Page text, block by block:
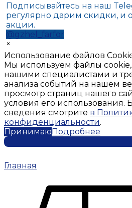
Подписывайтесь на наш
регулярно дарим скидки, и
акции.
@gzhel_farfor
×
Использование файлов
Мы используем файлы cookie,
нашими специалистами и
анализа событий на нашем
просмотр страниц нашего
условия его использования.
сведения смотрите в
конфиденциальности.
ПринимаюПодробнее
Главная